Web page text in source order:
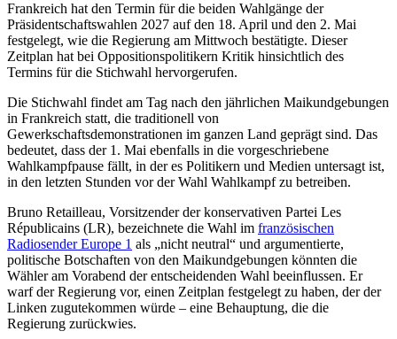
Frankreich hat den Termin für die beiden Wahlgänge der
Präsidentschaftswahlen 2027 auf den 18. April und den 2. Mai
festgelegt, wie die Regierung am Mittwoch bestätigte. Dieser
Zeitplan hat bei Oppositionspolitikern Kritik hinsichtlich des
Termins für die Stichwahl hervorgerufen.
Die Stichwahl findet am Tag nach den jährlichen Maikundgebungen
in Frankreich statt, die traditionell von
Gewerkschaftsdemonstrationen im ganzen Land geprägt sind. Das
bedeutet, dass der 1. Mai ebenfalls in die vorgeschriebene
Wahlkampfpause fällt, in der es Politikern und Medien untersagt ist,
in den letzten Stunden vor der Wahl Wahlkampf zu betreiben.
Bruno Retailleau, Vorsitzender der konservativen Partei Les
Républicains (LR), bezeichnete die Wahl im französischen
Radiosender Europe 1 als „nicht neutral“ und argumentierte,
politische Botschaften von den Maikundgebungen könnten die
Wähler am Vorabend der entscheidenden Wahl beeinflussen. Er
warf der Regierung vor, einen Zeitplan festgelegt zu haben, der der
Linken zugutekommen würde – eine Behauptung, die die
Regierung zurückwies.